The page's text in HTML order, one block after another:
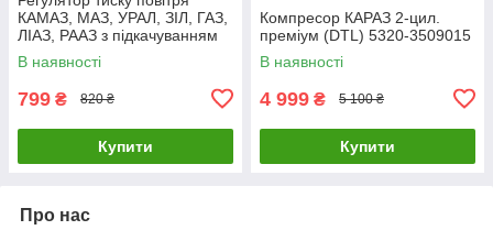
КАМАЗ, МАЗ, УРАЛ, ЗІЛ, ГАЗ,
ЛІАЗ, РААЗ з підкачуванням
РДВ (розвантаження)
100.3512010
В наявності
799 ₴ 820 ₴
Купити
Компресор КАРАЗ 2-цил.
преміум (DTL) 5320-3509015
В наявності
4 999 ₴ 5 100 ₴
Купити
Про нас